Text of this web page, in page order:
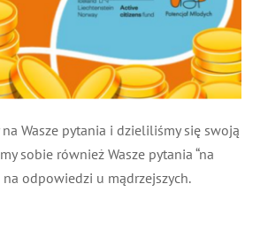
Wasze pytania i dzieliliśmy się swoją
sobie również Wasze pytania “na
na odpowiedzi u mądrzejszych.